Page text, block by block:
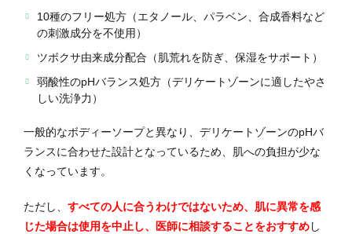
10種のフリー処方（エタノール、パラベン、合成香料など
の刺激成分を不使用）
ツボクサ由来成分配合（肌荒れを防ぎ、保湿をサポート）
弱酸性のpHバランス処方（デリケートゾーンに適したやさ
しい洗浄力）
一般的なボディーソープと異なり、デリケートゾーンのpHバ
ランスに合わせた設計となっているため、肌への負担が少な
くなっています。
ただし、 すべての人に合うわけではないため、肌に異常を感
じた場合は使用を中止し、医師に相談することをおすすめし